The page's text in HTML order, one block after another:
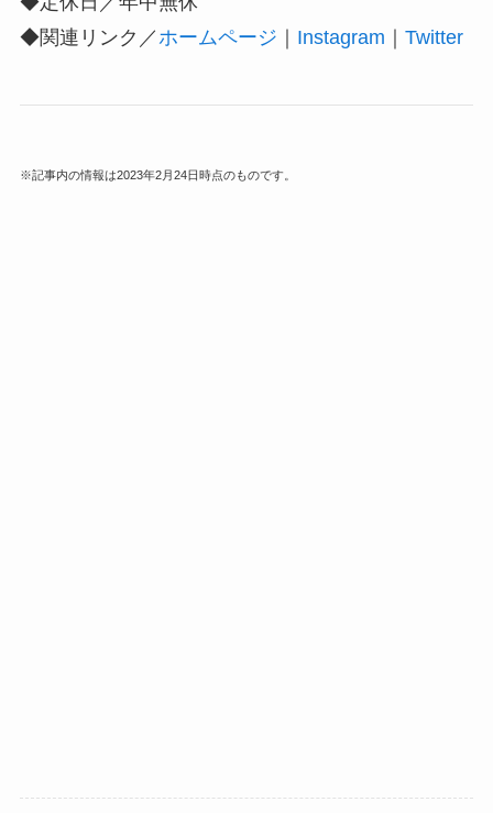
◆関連リンク／ホームページ Instagram Twitter
※記事内の情報は2023年2月24日時点のものです。